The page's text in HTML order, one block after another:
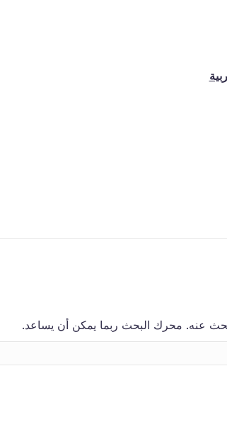
تبحث عنه. محرك البحث ربما يمكن أن يساعد.